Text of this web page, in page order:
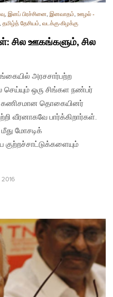
, இனப் பிரச்சினை, இனவாதம், ஊழல் -
, தமிழ்த் தேசியம், வடக்கு-கிழக்கு
சில ஊகங்களும், சில
அரசசார்பற்ற
ஒரு சிங்கள நண்பர்
கணிசமான தொகையினர்
வீரனாகவே பார்க்கிறார்கள்.
மோசடிக்
2016